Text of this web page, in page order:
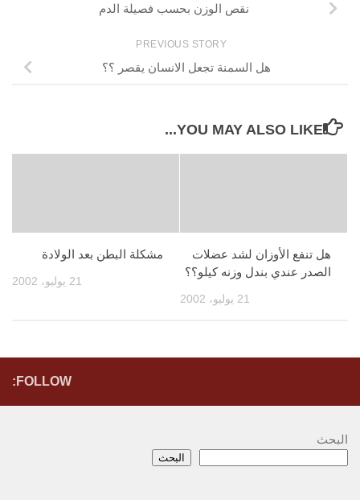
نقص الوزن بحسب فصيلة الدم
PREVIOUS STORY
هل السمنة تجعل الانسان يقصر ؟؟
YOU MAY ALSO LIKE...
مشكلة البطن بعد الولادة
21 يوليو، 2002
هل تنفع الأوزان لشد عضلات
الصدر عندي بندل وزنه كيلو؟؟
21 يوليو، 2002
FOLLOW:
البحث
البحث